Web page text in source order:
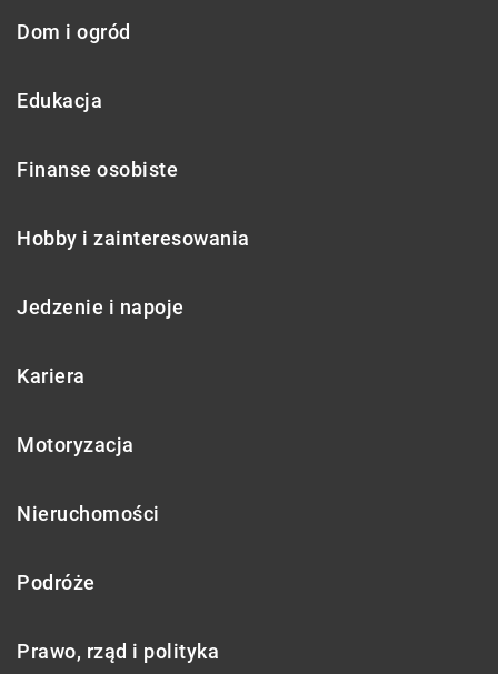
Dom i ogród
Edukacja
Finanse osobiste
Hobby i zainteresowania
Jedzenie i napoje
Kariera
Motoryzacja
Nieruchomości
Podróże
Prawo, rząd i polityka